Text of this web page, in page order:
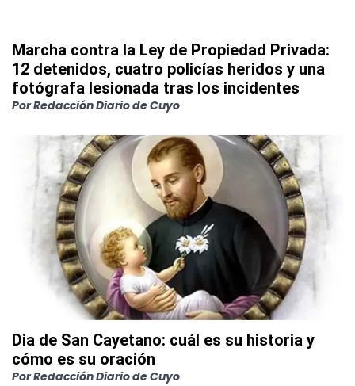
Marcha contra la Ley de Propiedad Privada:
12 detenidos, cuatro policías heridos y una
fotógrafa lesionada tras los incidentes
PorRedacción Diario de Cuyo
Dia de San Cayetano: cuál es su historia y
cómo es su oración
PorRedacción Diario de Cuyo